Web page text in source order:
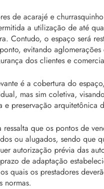
de acarajé e churrasquinho
a utilização de até
Contudo, o espaço será
evitando aglomerações
dos clientes e
é a cobertura do
mas sim coletiva,
e preservação arquitetônica
que os pontos de
ou alugados, sendo que
autorização prévia das
de adaptação
quais os prestadores
normas.